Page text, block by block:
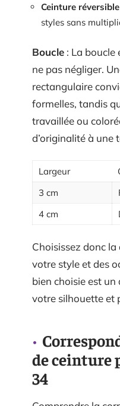
Ceinture réversible
styles sans
Boucle : La boucle
ne pas négliger.
rectangulaire
formelles, tandis
travaillée ou
d’originalité à une
Largeur
3 cm
4 cm
Choisissez donc
votre style et des
bien choisie est
votre silhouette et
de ceinture
34